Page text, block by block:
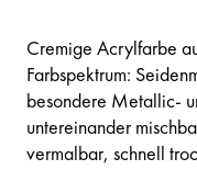
Cremige Acrylfarbe
Farbspektrum:
besondere Metallic-
untereinander
vermalbar, schnell